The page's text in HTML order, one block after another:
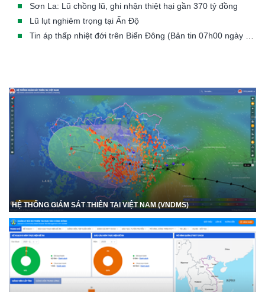
Sơn La: Lũ chồng lũ, ghi nhận thiệt hại gần 370 tỷ đồng
Lũ lụt nghiêm trọng tại Ấn Độ
HỆ THỐNG GIÁM SÁT THIÊN TAI VIỆT NAM (VNDMS)